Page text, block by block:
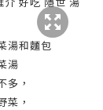
湯和麵包
湯
多，
菜，